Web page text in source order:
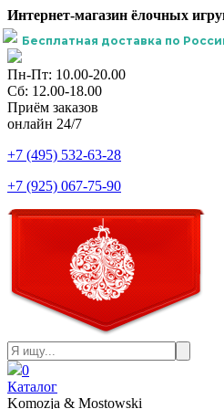
Интернет-магазин ёлочных
Бесплатная доставка по
Пн-Пт: 10.00-20.00
Сб: 12.00-18.00
Приём заказов
онлайн 24/7
+7 (495) 532-63-28
+7 (925) 067-75-90
0
Каталог
Komozja & Mostowski